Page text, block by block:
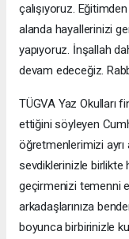
çalışıyoruz.
alanda hayallerinizi
yapıyoruz. İnşallah
devam edeceğiz.
TÜGVA Yaz Okulları
ettiğini söyleyen
öğretmenlerimizi ayrı
sevdiklerinizle birlikte
geçirmenizi temenni
arkadaşlarınıza
boyunca birbirinizle